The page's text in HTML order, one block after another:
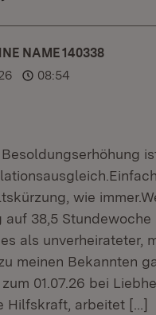
NAME 140338
08:54
wie
auf 38,5 Stundewoche
als unverheirateter,
meinen Bekannten
01.07.26 bei
Hilfskraft, arbeitet […]